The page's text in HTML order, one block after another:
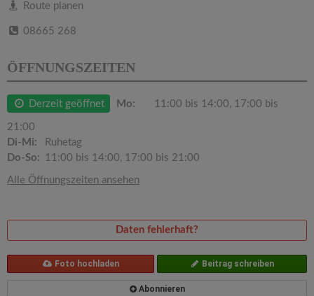
Route planen
08665 268
ÖFFNUNGSZEITEN
Derzeit geöffnet Mo: 11:00 bis 14:00, 17:00 bis
21:00
Di-Mi:
Ruhetag
Do-So:
11:00 bis 14:00, 17:00 bis 21:00
Alle Öffnungszeiten ansehen
Daten fehlerhaft?
Foto hochladen Beitrag schreiben
Abonnieren
g
a
t
i
o
n